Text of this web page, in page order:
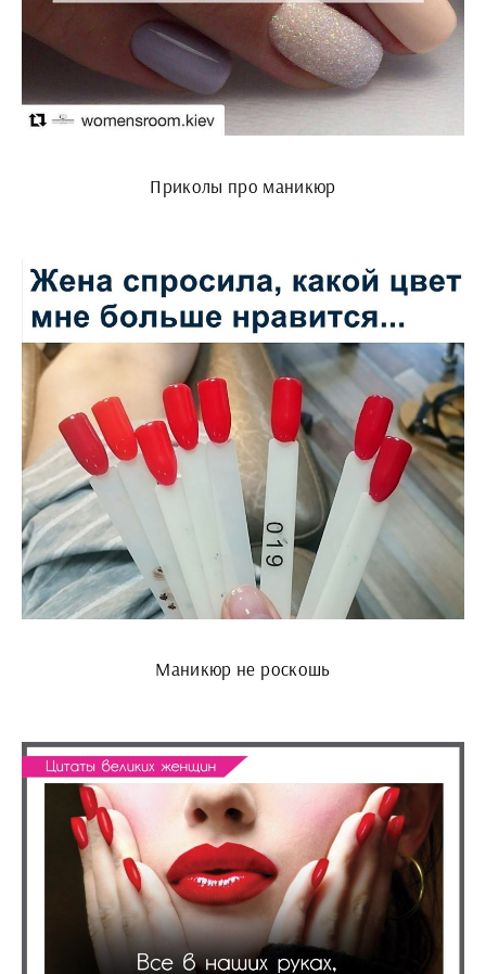
Приколы про маникюр
Маникюр не роскошь